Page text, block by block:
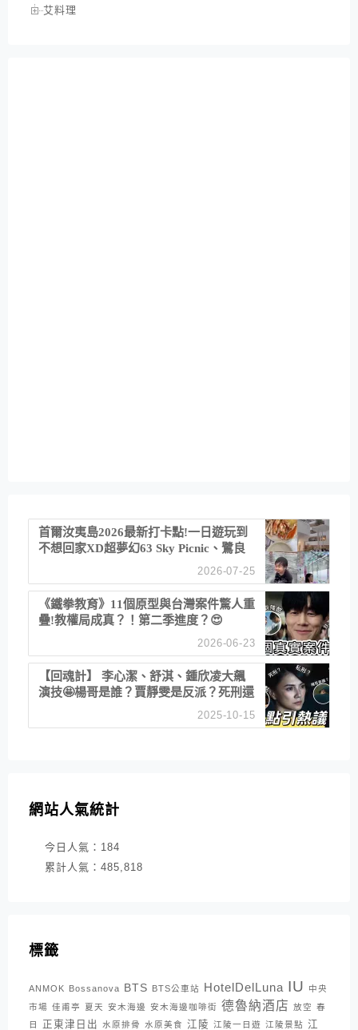
艾料理
首爾汝夷島2026最新打卡點!一日遊玩到
不想回家XD超夢幻63 Sky Picnic、鷺良
津帝王蟹大餐、《淚之女王》拍攝地、漢
2026-07-25
《鐵拳教育》11個原型與台灣案件驚人重
疊!教權局成真？！第二季進度？😍
2026-06-23
【回魂計】 李心潔、舒淇、鍾欣凌大飆
演技🤩楊哥是誰？賈靜雯是反派？死刑還
2025-10-15
網站人氣統計
今日人氣： 184
累計人氣： 485,818
標籤
ANMOK Bossanova BTS BTS公車站 HotelDelLuna IU
中央
市場 佳甫亭 夏天 安木海邊 安木海邊咖啡街 德魯納酒店 放空 春
日
正東津日出 水原排骨 水原美食 江陵 江陵一日遊 江陵景點 江